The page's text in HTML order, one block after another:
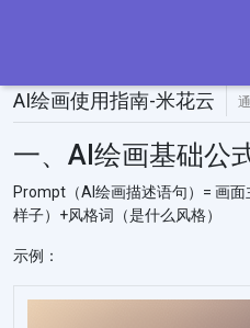
AI绘画使用指南-米花云
一、AI绘画基础公
Prompt（AI绘画描述语句）= 画
样子）+风格词（是什么风格）
示例：